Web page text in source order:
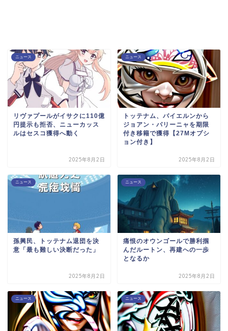
ニュース
リヴァプールがイサクに110億
円提示も拒否、ニューカッス
ルはセスコ獲得へ動く
2025年8月2日
ニュース
トッテナム、バイエルンから
ジョアン・パリーニャを期限
付き移籍で獲得【27Mオプシ
ョン付き】
2025年8月2日
ニュース
孫興民、トッテナム退団を決
意「最も難しい決断だった」
2025年8月2日
ニュース
痛恨のオウンゴールで勝利掴
んだルートン、再建への一歩
となるか
2025年8月2日
ニュース ニュース